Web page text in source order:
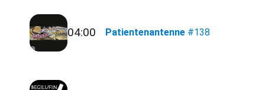
04:00 Patientenantenne #138